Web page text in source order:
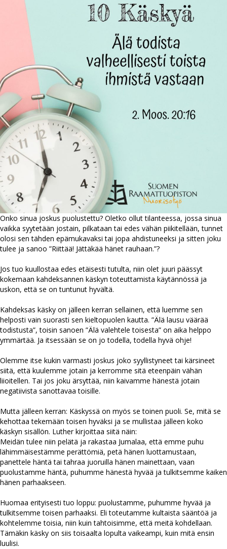
Onko sinua joskus puolustettu? Oletko ollut tilanteessa, jossa sinua
vaikka syytetään jostain, pilkataan tai edes vähän piikitellään, tunnet
olosi sen tähden epämukavaksi tai jopa ahdistuneeksi ja sitten joku
tulee ja sanoo ”Riittää! Jättäkää hänet rauhaan.”?
Jos tuo kuullostaa edes etäisesti tutulta, niin olet juuri päässyt
kokemaan kahdeksannen käskyn toteuttamista käytännössä ja
uskon, että se on tuntunut hyvältä.
Kahdeksas käsky on jälleen kerran sellainen, että luemme sen
helposti vain suorasti sen kieltopuolen kautta. ”Älä lausu väärää
todistusta”, toisin sanoen ”Älä valehtele toisesta” on aika helppo
ymmärtää. Ja itsessään se on jo todella, todella hyvä ohje!
Olemme itse kukin varmasti joskus joko syyllistyneet tai kärsineet
siitä, että kuulemme jotain ja kerromme sitä eteenpäin vähän
liioitellen. Tai jos joku ärsyttää, niin kaivamme hänestä jotain
negatiivista sanottavaa toisille.
Mutta jälleen kerran: Käskyssä on myös se toinen puoli. Se, mitä se
kehottaa tekemään toisen hyväksi ja se mullistaa jälleen koko
käskyn sisällön. Luther kirjoittaa siitä näin:
Meidän tulee niin pelätä ja rakastaa Jumalaa, että emme puhu
lähimmäisestämme perättömiä, petä hänen luottamustaan,
panettele häntä tai tahraa juoruilla hänen mainettaan, vaan
puolustamme häntä, puhumme hänestä hyvää ja tulkitsemme kaiken
hänen parhaakseen.
Huomaa erityisesti tuo loppu: puolustamme, puhumme hyvää ja
tulkitsemme toisen parhaaksi. Eli toteutamme kultaista sääntöä ja
kohtelemme toisia, niin kuin tahtoisimme, että meitä kohdellaan.
Tämäkin käsky on siis toisaalta lopulta vaikeampi, kuin mitä ensin
luulisi.